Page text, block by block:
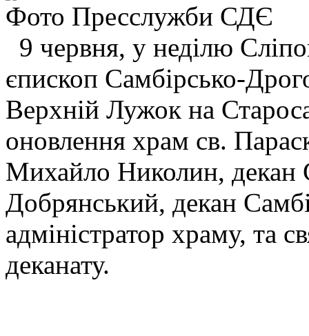
Фото Пресслужби СДЄ
9 червня, у неділю
єпископ Самбірсько-
Верхній Лужок на
оновлення храм св.
Михайло Николин, декан
Добрянський, декан
адміністратор храму, та
деканату.